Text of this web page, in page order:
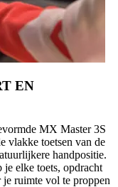
EN
MX Master 3S
vlakke toetsen van de
handpositie.
elke toets, opdracht
ruimte vol te proppen